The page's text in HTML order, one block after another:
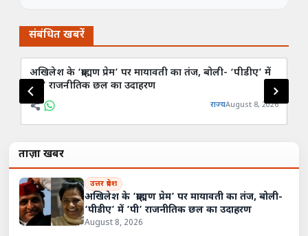
संबंधित खबरें
अखिलेश के ‘ब्राह्मण प्रेम’ पर मायावती का तंज, बोली- ‘पीडीए’ में
‘पी’ राजनीतिक छल का उदाहरण
राज्यAugust 8, 2026
ताज़ा खबरें
उत्तर प्रदेश
अखिलेश के ‘ब्राह्मण प्रेम’ पर मायावती का तंज, बोली-
‘पीडीए’ में ‘पी’ राजनीतिक छल का उदाहरण
August 8, 2026